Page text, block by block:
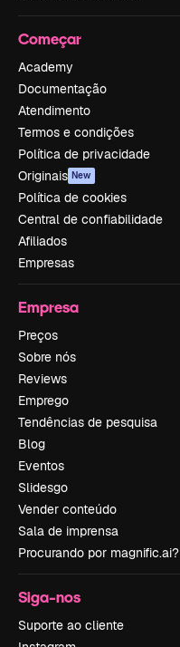
Começar
Academy
Documentação
Atendimento
Termos e condições
Política de privacidade
Originais New
Política de cookies
Central de confiabilidade
Afiliados
Empresas
Empresa
Preços
Sobre nós
Reviews
Emprego
Tendências de pesquisa
Blog
Eventos
Slidesgo
Vender conteúdo
Sala de imprensa
Procurando por magnific.ai?
Siga-nos
Suporte ao cliente